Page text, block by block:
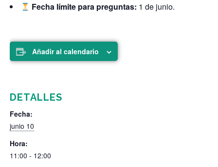
Fecha límite para preguntas: 1 de junio.
Añadir al calendario
DETALLES
Fecha:
junio 10
Hora:
11:00 - 12:00